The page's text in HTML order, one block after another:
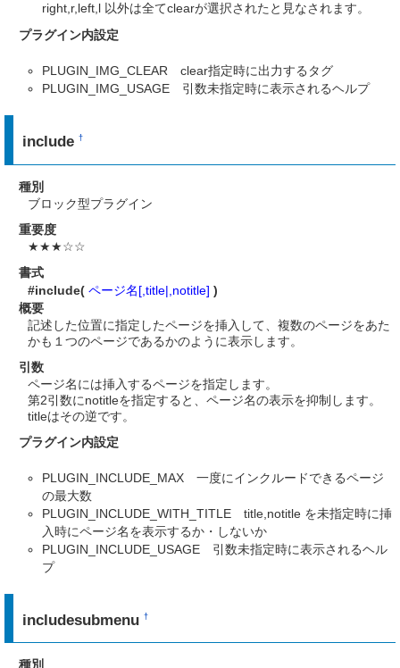
right,r,left,l 以外は全てclearが選択されたと見なされます。
プラグイン内設定
PLUGIN_IMG_CLEAR clear指定時に出力するタグ
PLUGIN_IMG_USAGE 引数未指定時に表示されるヘルプ
include†
種別
ブロック型プラグイン
重要度
★★★☆☆
書式
#include( ページ名[,title|,notitle] )
概要
記述した位置に指定したページを挿入して、複数のページをあた
かも１つのページであるかのように表示します。
引数
ページ名には挿入するページを指定します。
第2引数にnotitleを指定すると、ページ名の表示を抑制します。
titleはその逆です。
プラグイン内設定
PLUGIN_INCLUDE_MAX 一度にインクルードできるページ
の最大数
PLUGIN_INCLUDE_WITH_TITLE title,notitle を未指定時に挿
入時にページ名を表示するか・しないか
PLUGIN_INCLUDE_USAGE 引数未指定時に表示されるヘル
プ
includesubmenu†
種別